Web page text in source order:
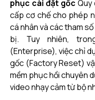
phục cài đặt gốc Quy
cấp cơ chế cho phép
cá nhân và các tham
bị. Tuy nhiên,
(Enterprise), việc chỉ
gốc (Factory Reset)
mềm phục hồi chuyên
video nhạy cảm từ bộ